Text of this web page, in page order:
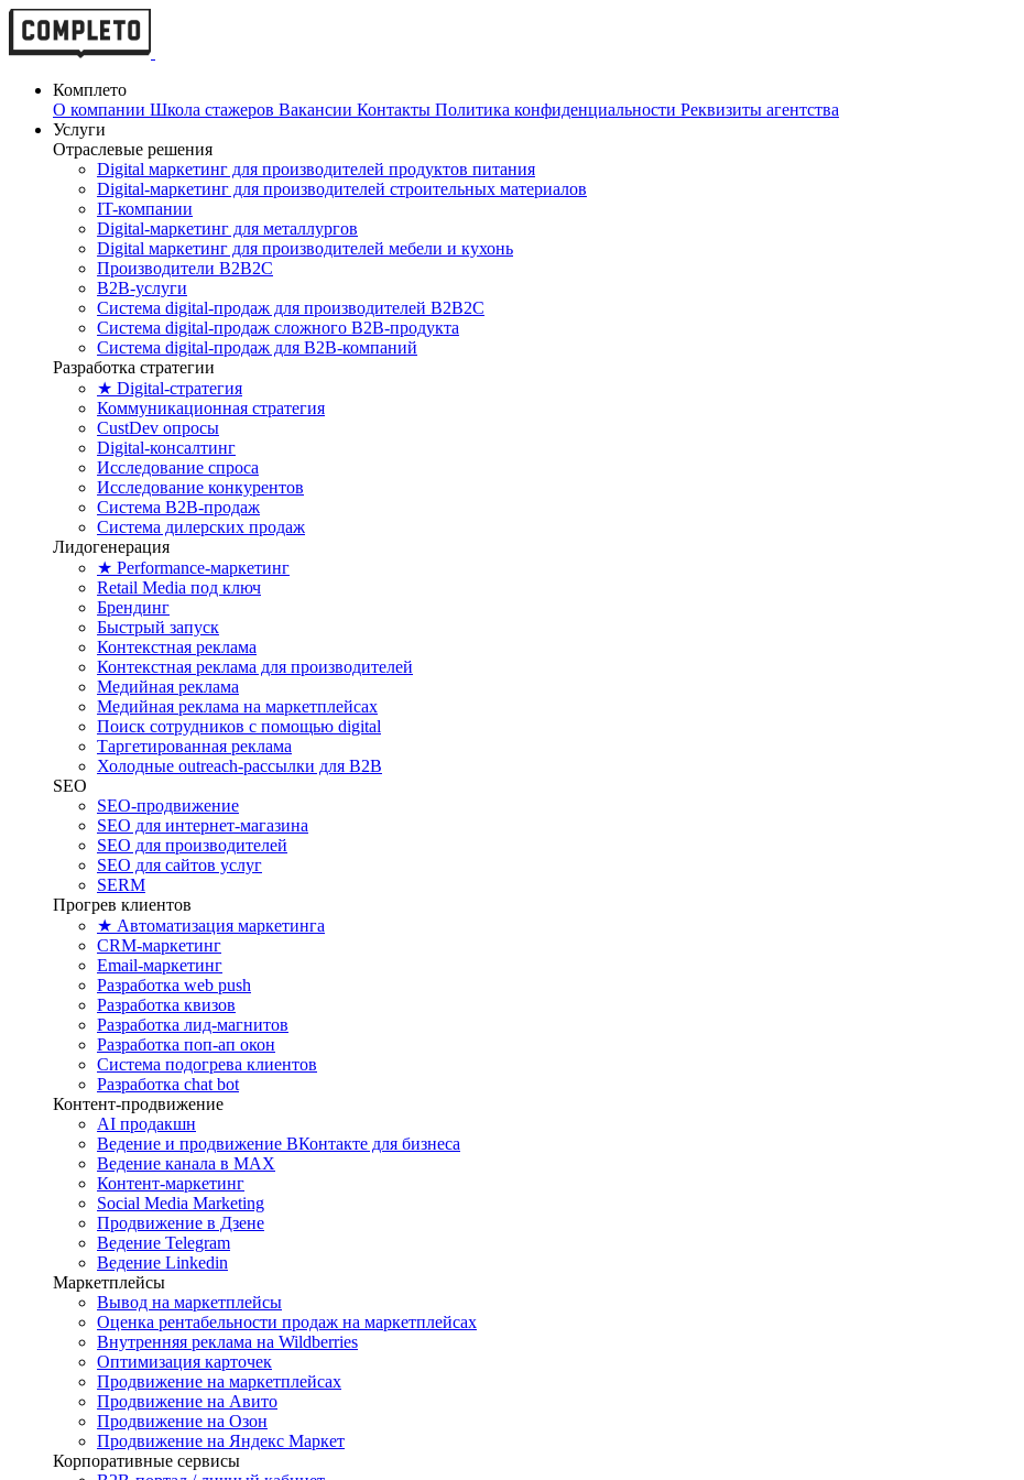
Комплето
О компании Школа стажеров Вакансии Контакты Политика конфиденциальности Реквизиты агентства
Услуги
Отраслевые решения
Digital маркетинг для производителей продуктов питания
Digital-маркетинг для производителей строительных материалов
IT-компании
Digital-маркетинг для металлургов
Digital маркетинг для производителей мебели и кухонь
Производители B2B2C
B2B-услуги
Cистема digital-продаж для производителей B2B2C
Система digital-продаж сложного B2B-продукта
Система digital-продаж для B2B-компаний
Разработка стратегии
★ Digital-стратегия
Коммуникационная стратегия
CustDev опросы
Digital-консалтинг
Исследование спроса
Исследование конкурентов
Система B2B-продаж
Система дилерских продаж
Лидогенерация
★ Performance-маркетинг
Retail Media под ключ
Брендинг
Быстрый запуск
Контекстная реклама
Контекстная реклама для производителей
Медийная реклама
Медийная реклама на маркетплейсах
Поиск сотрудников с помощью digital
Таргетированная реклама
Холодные outreach-рассылки для B2B
SEO
SEO-продвижение
SEO для интернет-магазина
SEO для производителей
SEO для сайтов услуг
SERM
Прогрев клиентов
★ Автоматизация маркетинга
CRM-маркетинг
Email-маркетинг
Разработка web push
Разработка квизов
Разработка лид-магнитов
Разработка поп-ап окон
Система подогрева клиентов
Разработка chat bot
Контент-продвижение
AI продакшн
Ведение и продвижение ВКонтакте для бизнеса
Ведение канала в MAX
Контент-маркетинг
Social Media Marketing
Продвижение в Дзене
Ведение Telegram
Ведение Linkedin
Маркетплейсы
Вывод на маркетплейсы
Оценка рентабельности продаж на маркетплейсах
Внутренняя реклама на Wildberries
Оптимизация карточек
Продвижение на маркетплейсах
Продвижение на Авито
Продвижение на Озон
Продвижение на Яндекс Маркет
Корпоративные сервисы